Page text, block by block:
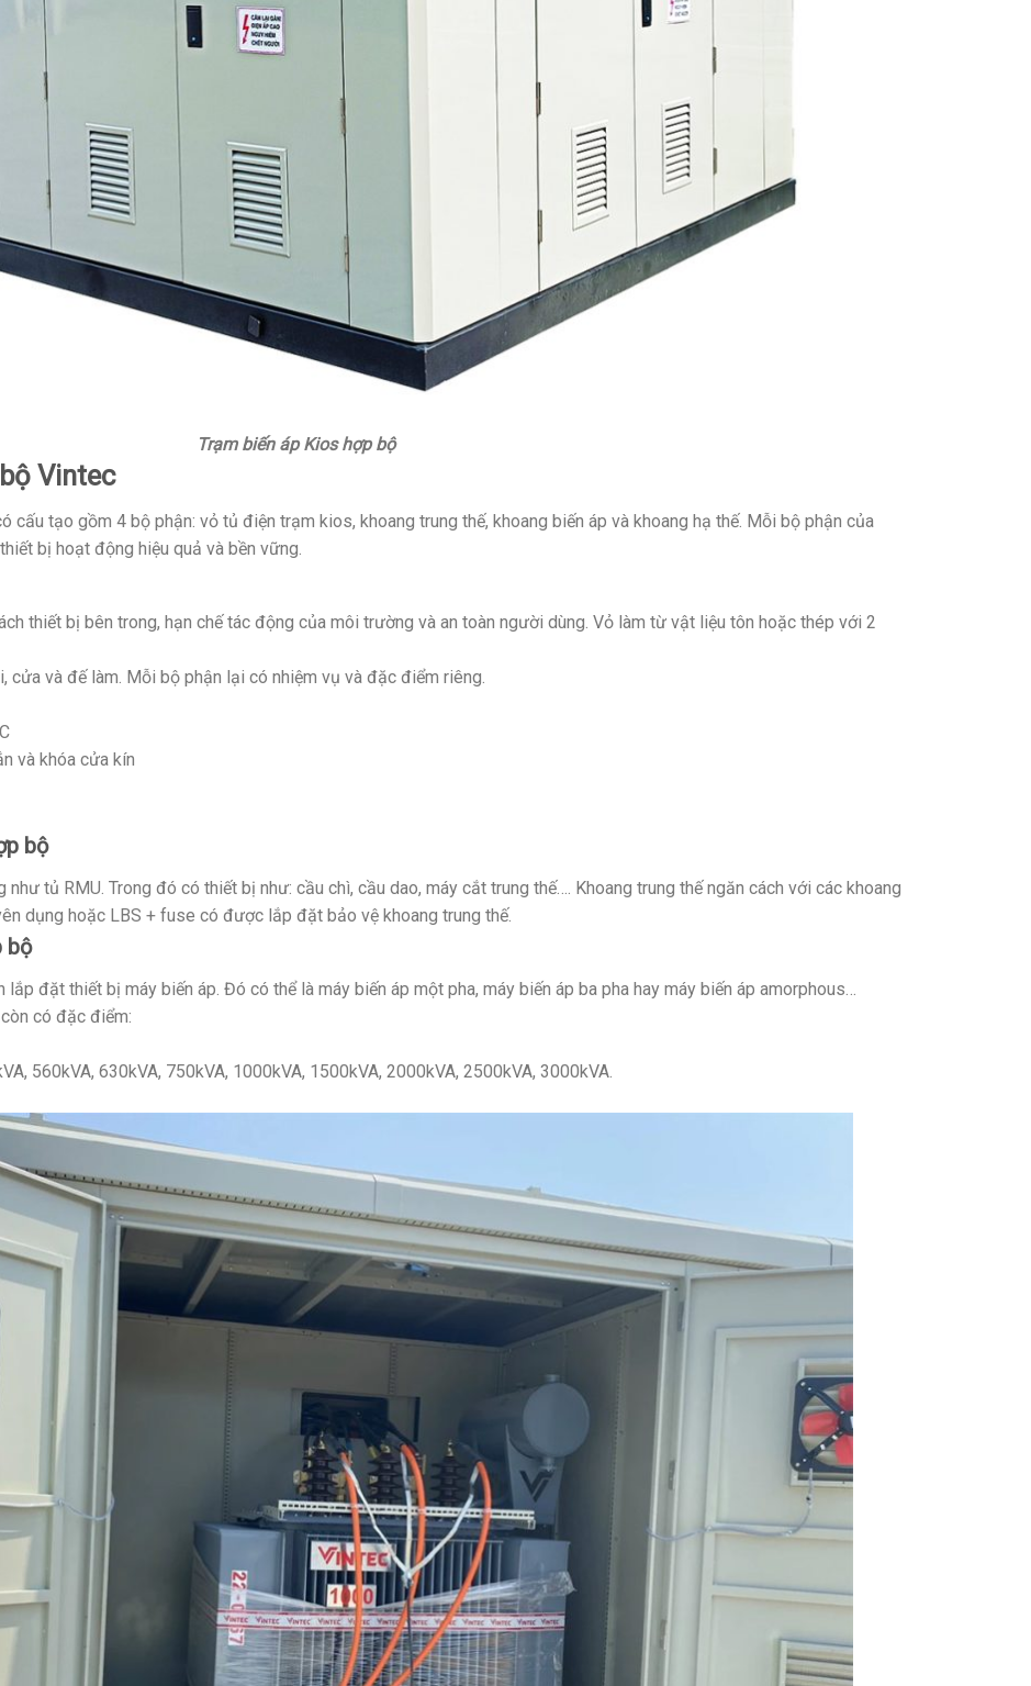
Trạm biến áp Kios hợp bộ
Vintec
cấu tạo gồm 4 bộ phận: vỏ tủ điện trạm kios, khoang trung thế, khoang biến áp và khoang hạ thế. Mỗi bộ phận của
bị hoạt động hiệu quả và bền vững.
thiết bị bên trong, hạn chế tác động của môi trường và an toàn người dùng. Vỏ làm từ vật liệu tôn hoặc thép với 2
cửa và đế làm. Mỗi bộ phận lại có nhiệm vụ và đặc điểm riêng.
và khóa cửa kín
bộ
tủ RMU. Trong đó có thiết bị như: cầu chì, cầu dao, máy cắt trung thế…. Khoang trung thế ngăn cách với các khoang
dụng hoặc LBS + fuse có được lắp đặt bảo vệ khoang trung thế.
bộ
lắp đặt thiết bị máy biến áp. Đó có thể là máy biến áp một pha, máy biến áp ba pha hay máy biến áp amorphous…
có đặc điểm:
560kVA, 630kVA, 750kVA, 1000kVA, 1500kVA, 2000kVA, 2500kVA, 3000kVA.